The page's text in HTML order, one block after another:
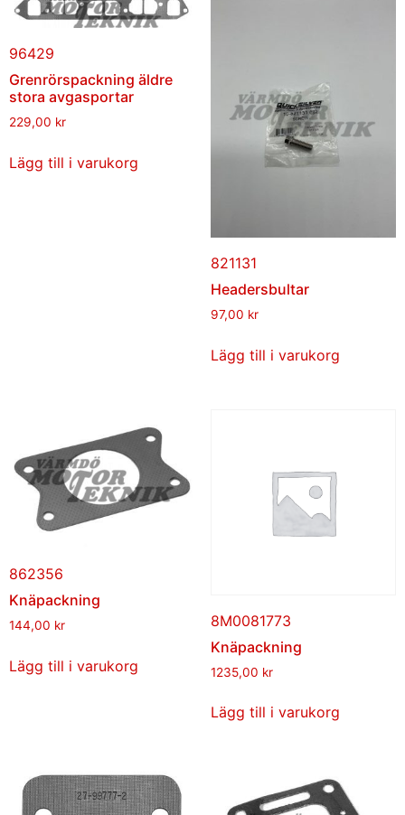
96429
Grenrörspackning äldre
stora avgasportar
229,00 kr
Lägg till i varukorg
821131
Headersbultar
97,00 kr
Lägg till i varukorg
862356
Knäpackning
144,00 kr
Lägg till i varukorg
8M0081773
Knäpackning
1235,00 kr
Lägg till i varukorg